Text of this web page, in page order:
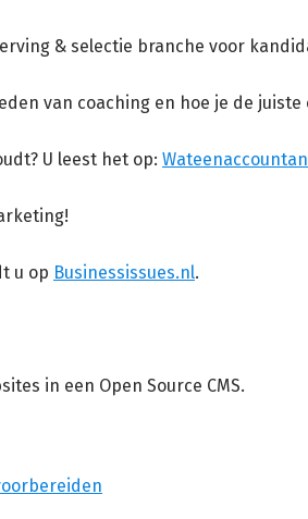
& selectie branche voor
van coaching en hoe je de juiste
U leest het op:
u op Businessissues.nl.
in een Open Source CMS.